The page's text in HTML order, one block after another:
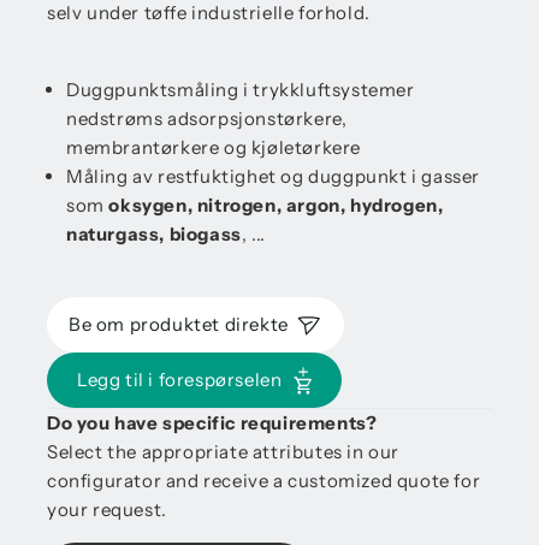
selv under tøffe industrielle forhold.
Duggpunktsmåling i trykkluftsystemer
nedstrøms adsorpsjonstørkere,
membrantørkere og kjøletørkere
Måling av restfuktighet og duggpunkt i gasser
somoksygen, nitrogen, argon, hydrogen,
naturgass, biogass, ...
Be om produktet direkte
Legg til i forespørselen
Do you have specific requirements?
Select the appropriate attributes in our
configurator and receive a customized quote for
your request.